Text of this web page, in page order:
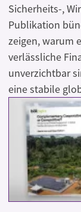
Sicherheits-,
Publikation
zeigen, warum
verlässliche
unverzichtbar
eine stabile